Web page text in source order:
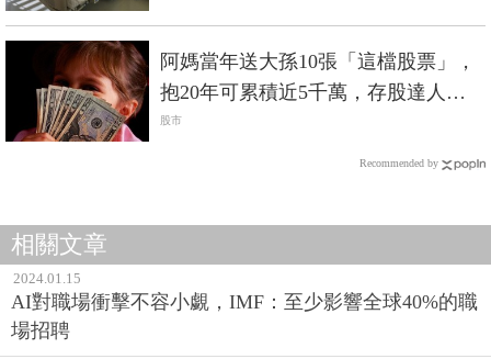
阿媽當年送大孫10張「這檔股票」，
抱20年可累積近5千萬，存股達人含
恨：好股票千萬賣不得！
股市
Recommended by
相關文章
2024.01.15
AI對職場衝擊不容小覷，IMF：至少影響全球40%的職
場招聘